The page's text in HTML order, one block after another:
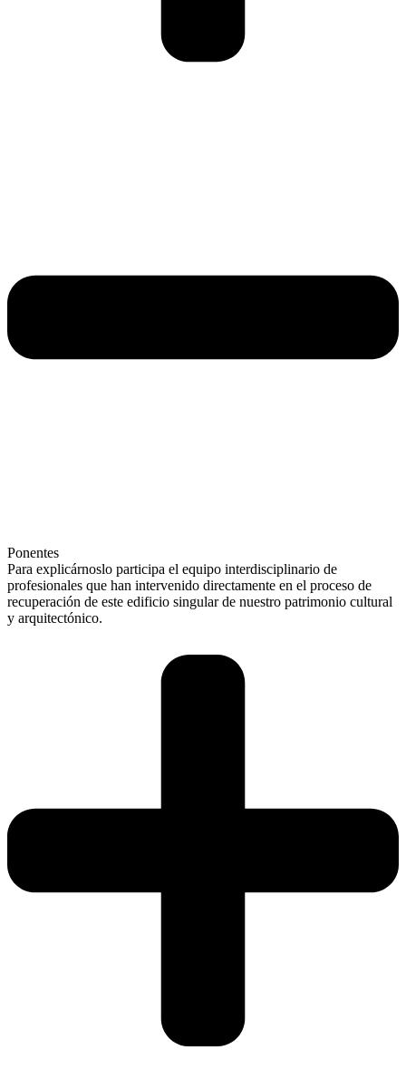
Ponentes
Para explicárnoslo participa el equipo interdisciplinario de
profesionales que han intervenido directamente en el proceso de
recuperación de este edificio singular de nuestro patrimonio cultural
y arquitectónico.